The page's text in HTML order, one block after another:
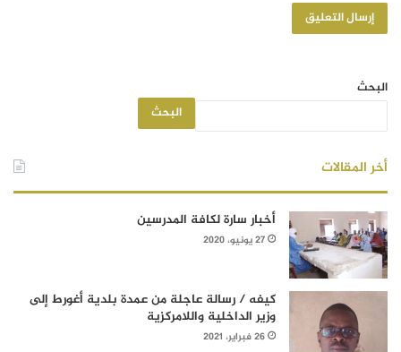
البحث
البحث
أخر المقالات
أخبار سارة لكافة المدرسين
27 يونيو، 2020
كيفه / رسالة عاجلة من عمدة بلدية أغورط إلى
وزير الداخلية واللامركزية
26 فبراير، 2021